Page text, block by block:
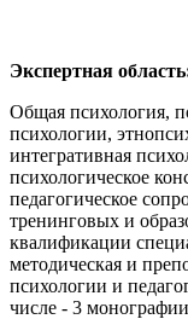
Экспертная
Общая психология,
психологии,
интегративная
психологическое
педагогическое
тренинговых и
квалификации
методическая и
психологии и
числе - 3